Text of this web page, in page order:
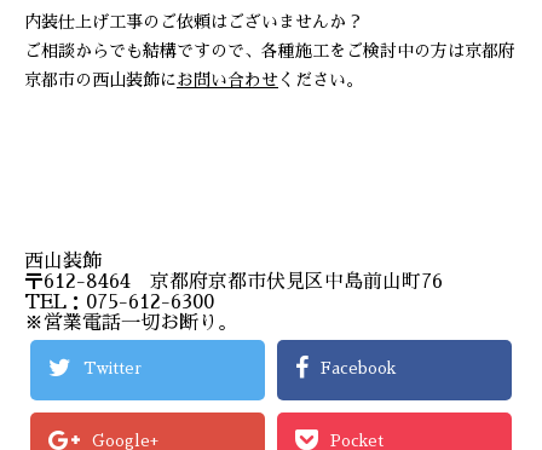
内装仕上げ工事のご依頼はございませんか？
ご相談からでも結構ですので、各種施工をご検討中の方は京都府
京都市の西山装飾にお問い合わせ ください。
西山装飾
〒612-8464 京都府京都市伏見区中島前山町76
TEL：075-612-6300
※営業電話一切お断り。
Twitter Facebook
Google+ Pocket